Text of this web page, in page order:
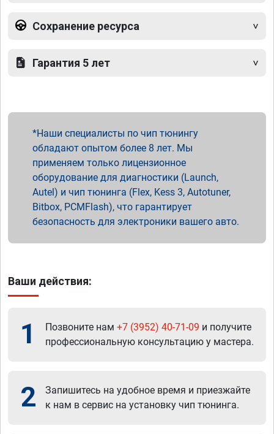
Сохранение ресурса
Гарантия 5 лет
Наши специалисты по чип тюнингу
обладают опытом более 8 лет. Мы
применяем только лицензионное
оборудование для диагностики (Launch,
Autel) и чип тюнинга (Flex, Kess 3, Autotuner,
Bitbox, PCMFlash), что гарантирует
безопасность для электроники вашего авто.
Ваши действия:
1 Позвоните нам +7 (3952) 40-71-09 и получите
профессиональную консультацию у мастера.
2
Запишитесь на удобное время и приезжайте
к нам в сервис на установку чип тюнинга.